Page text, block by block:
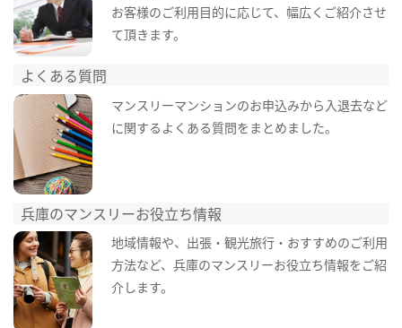
お客様のご利用目的に応じて、幅広くご紹介させ
て頂きます。
よくある質問
マンスリーマンションのお申込みから入退去など
に関するよくある質問をまとめました。
兵庫のマンスリーお役立ち情報
地域情報や、出張・観光旅行・おすすめのご利用
方法など、兵庫のマンスリーお役立ち情報をご紹
介します。